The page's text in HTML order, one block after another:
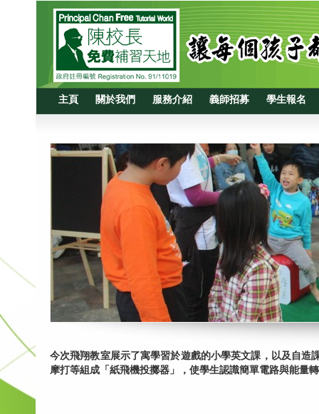
主頁 關於我們 服務介紹 義師招募 學生報名
今次飛翔教室展示了寓學習於遊戲的小學英文課，以及自
摩打等組成「紙飛機投擲器」，使學生認識簡單電路與能量